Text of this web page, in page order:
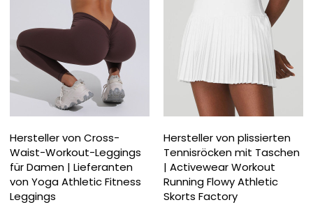
Hersteller von Cross-
Waist-Workout-Leggings
für Damen | Lieferanten
von Yoga Athletic Fitness
Leggings
Hersteller von plissierten
Tennisröcken mit Taschen
| Activewear Workout
Running Flowy Athletic
Skorts Factory